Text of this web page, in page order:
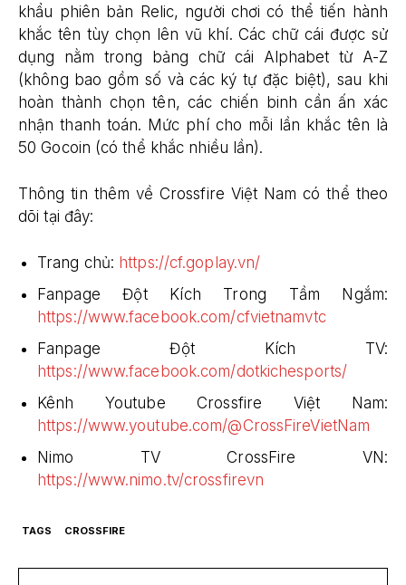
khẩu phiên bản Relic, người chơi có thể tiến hành
khắc tên tùy chọn lên vũ khí. Các chữ cái được sử
dụng nằm trong bảng chữ cái Alphabet từ A-Z
(không bao gồm số và các ký tự đặc biệt), sau khi
hoàn thành chọn tên, các chiến binh cần ấn xác
nhận thanh toán. Mức phí cho mỗi lần khắc tên là
50 Gocoin (có thể khắc nhiều lần).
Thông tin thêm về Crossfire Việt Nam có thể theo
dõi tại đây:
Trang chủ: https://cf.goplay.vn/
Fanpage Đột Kích Trong Tầm Ngắm:
https://www.facebook.com/cfvietnamvtc
Fanpage Đột Kích TV:
https://www.facebook.com/dotkichesports/
Kênh Youtube Crossfire Việt Nam:
https://www.youtube.com/@CrossFireVietNam
Nimo TV CrossFire VN:
https://www.nimo.tv/crossfirevn
TAGS CROSSFIRE